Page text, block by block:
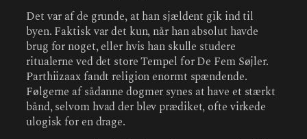
Det var af de grunde, at han sjældent gik ind til
byen. Faktisk var det kun, når han absolut havde
brug for noget, eller hvis han skulle studere
ritualerne ved det store Tempel for De Fem Søjler.
Parthiizaax fandt religion enormt spændende.
Følgerne af sådanne dogmer synes at have et stærkt
bånd, selvom hvad der blev prædiket, ofte virkede
ulogisk for en drage.